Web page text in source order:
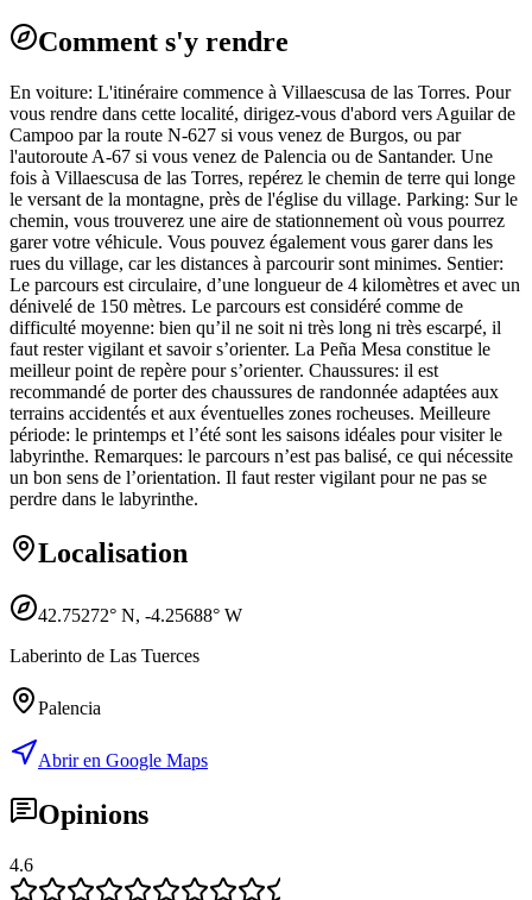
Comment s'y rendre
En voiture: L'itinéraire commence à Villaescusa de las Torres. Pour
vous rendre dans cette localité, dirigez-vous d'abord vers Aguilar de
Campoo par la route N-627 si vous venez de Burgos, ou par
l'autoroute A-67 si vous venez de Palencia ou de Santander. Une
fois à Villaescusa de las Torres, repérez le chemin de terre qui longe
le versant de la montagne, près de l'église du village. Parking: Sur le
chemin, vous trouverez une aire de stationnement où vous pourrez
garer votre véhicule. Vous pouvez également vous garer dans les
rues du village, car les distances à parcourir sont minimes. Sentier:
Le parcours est circulaire, d’une longueur de 4 kilomètres et avec un
dénivelé de 150 mètres. Le parcours est considéré comme de
difficulté moyenne: bien qu’il ne soit ni très long ni très escarpé, il
faut rester vigilant et savoir s’orienter. La Peña Mesa constitue le
meilleur point de repère pour s’orienter. Chaussures: il est
recommandé de porter des chaussures de randonnée adaptées aux
terrains accidentés et aux éventuelles zones rocheuses. Meilleure
période: le printemps et l’été sont les saisons idéales pour visiter le
labyrinthe. Remarques: le parcours n’est pas balisé, ce qui nécessite
un bon sens de l’orientation. Il faut rester vigilant pour ne pas se
perdre dans le labyrinthe.
Localisation
42.75272° N, -4.25688° W
Laberinto de Las Tuerces
Palencia
Abrir en Google Maps
Opinions
4.6